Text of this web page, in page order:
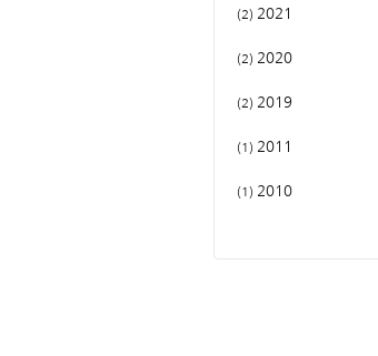
2021
2
2020
2
2019
2
2011
1
2010
1